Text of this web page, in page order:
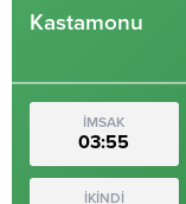
Kastamonu
İMSAK
03:55
İKİNDİ